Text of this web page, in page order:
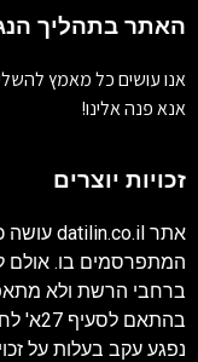
האתר בתהליך
אנו עושים כל מאמץ
אנא פנה אלינו!
זכויות יוצרים
אתר datilin.co.il עושה
המתפרסמים בו. אולם
ברחבי הרשת ולא
בהתאם
נפגע עקב בעלות על